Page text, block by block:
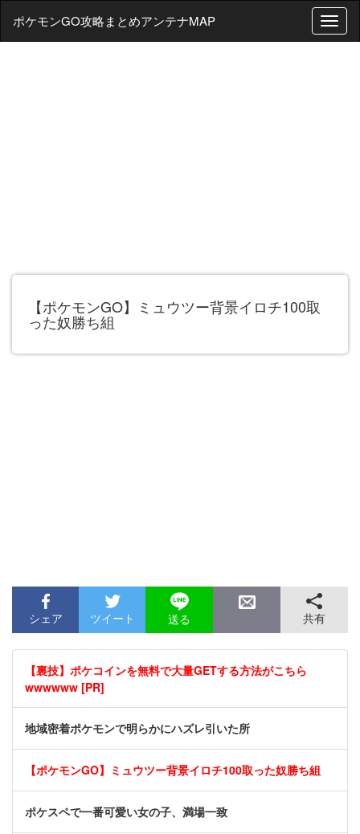
T
o
ポケモンGO攻略まとめアンテナMAP
【ポケモンGO】ミュウツー背景イロチ100取
った奴勝ち組
シェア ツイート 送る 共有
【裏技】ポケコインを無料で大量GETする方法がこちら
wwwwww [PR]
地域密着ポケモンで明らかにハズレ引いた所
【ポケモンGO】ミュウツー背景イロチ100取った奴勝ち組
ポケスペで一番可愛い女の子、満場一致